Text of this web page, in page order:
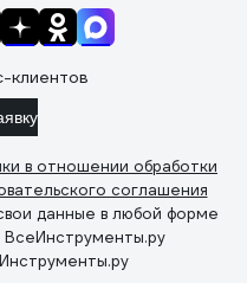
клиентов
в отношении обработки
соглашения
данные в любой форме
ВсеИнструменты.ру